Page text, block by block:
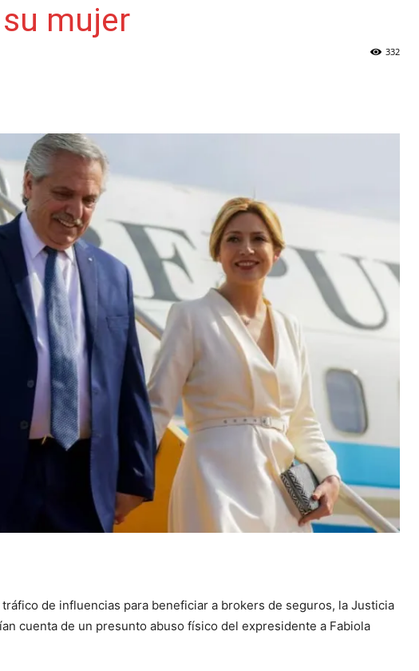
::
La
Verdad
mujer
332
tráfico de influencias para beneficiar a brokers de seguros, la Justicia
cuenta de un presunto abuso físico del expresidente a Fabiola